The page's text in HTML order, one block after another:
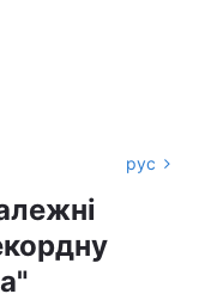
рус